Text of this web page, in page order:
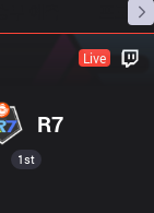
프로빌
Live
R7
1st